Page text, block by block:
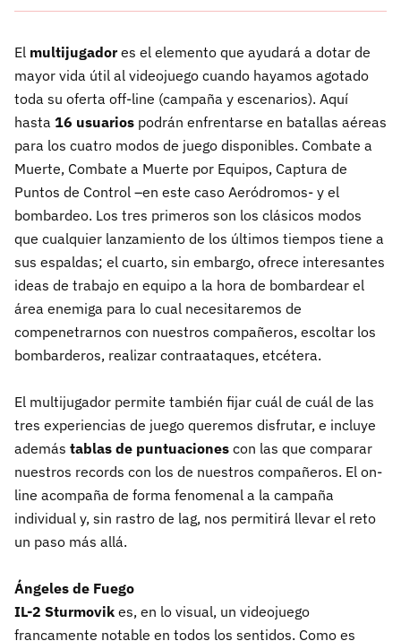
El multijugadores el elemento que ayudará a dotar de
mayor vida útil al videojuego cuando hayamos agotado
toda su oferta off-line (campaña y escenarios). Aquí
hasta 16 usuarios podrán enfrentarse en batallas aéreas
para los cuatro modos de juego disponibles. Combate a
Muerte, Combate a Muerte por Equipos, Captura de
Puntos de Control –en este caso Aeródromos- y el
bombardeo. Los tres primeros son los clásicos modos
que cualquier lanzamiento de los últimos tiempos tiene a
sus espaldas; el cuarto, sin embargo, ofrece interesantes
ideas de trabajo en equipo a la hora de bombardear el
área enemiga para lo cual necesitaremos de
compenetrarnos con nuestros compañeros, escoltar los
bombarderos, realizar contraataques, etcétera.
El multijugador permite también fijar cuál de cuál de las
tres experiencias de juego queremos disfrutar, e incluye
además tablas de puntuaciones con las que comparar
nuestros records con los de nuestros compañeros. El on-
line acompaña de forma fenomenal a la campaña
individual y, sin rastro de lag, nos permitirá llevar el reto
un paso más allá.
Ángeles de Fuego
IL-2 Sturmovik es, en lo visual, un videojuego
francamente notable en todos los sentidos. Como es